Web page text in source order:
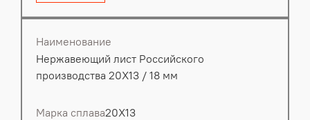
Наименование
Нержавеющий лист Российского
производства 20Х13 / 18 мм
Марка сплава20Х13